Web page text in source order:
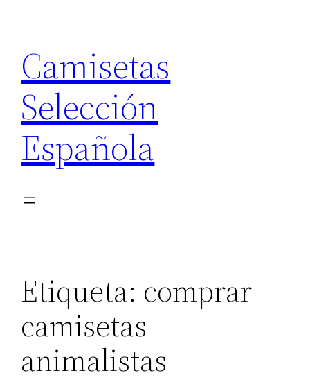
contenido
Camisetas
Selección
Española
Etiqueta: comprar
camisetas
animalistas